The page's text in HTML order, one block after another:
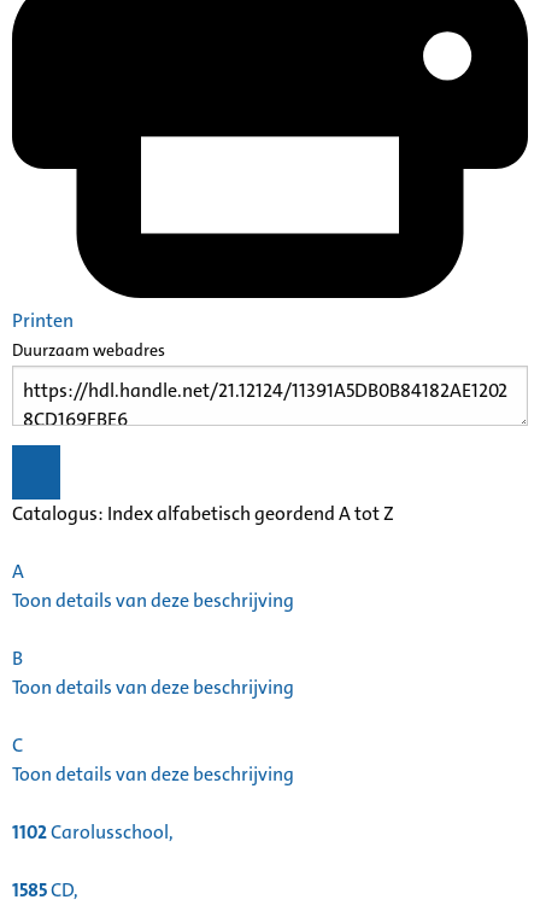
Printen
Duurzaam webadres
Catalogus: Index alfabetisch geordend A tot Z
A
Toon details van deze beschrijving
B
Toon details van deze beschrijving
C
Toon details van deze beschrijving
1102Carolusschool,
1585CD,